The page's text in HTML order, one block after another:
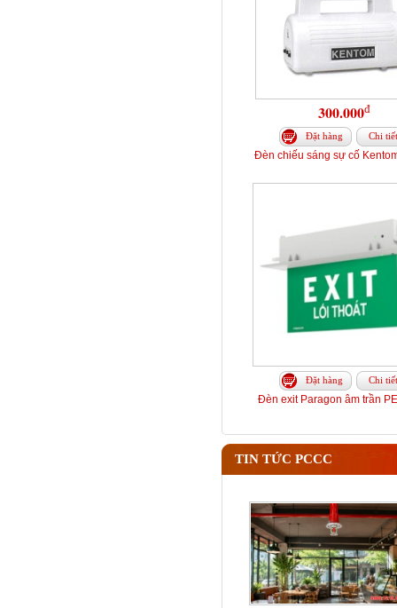
300.000đ
Đặt hàng Chi tiết
Đèn chiếu sáng sự cố
Đặt hàng Chi tiết
Đèn exit Paragon âm trần
TIN TỨC PCCC